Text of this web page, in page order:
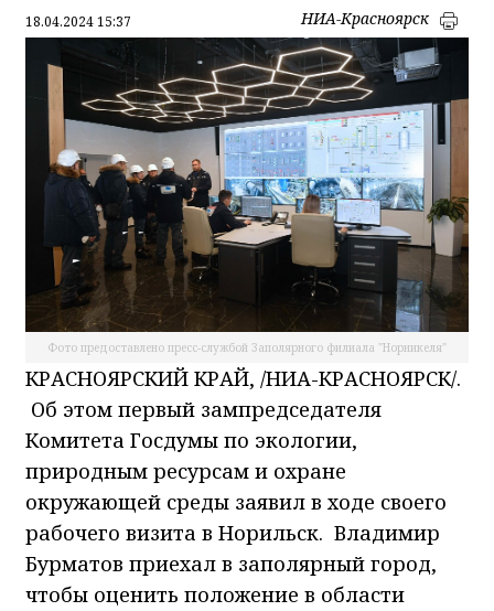
18.04.2024 15:37 НИА-Красноярск
Фото предоставлено пресс-службой Заполярного филиала "Норникеля"
КРАСНОЯРСКИЙ КРАЙ, /НИА-КРАСНОЯРСК/.
Об этом первый зампредседателя
Комитета Госдумы по экологии,
природным ресурсам и охране
окружающей среды заявил в ходе своего
рабочего визита в Норильск. Владимир
Бурматов приехал в заполярный город,
чтобы оценить положение в области